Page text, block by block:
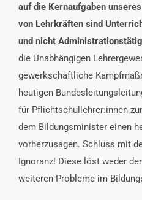
auf die Kernaufgaben
von Lehrkräften sind
und nicht
die Unabhängigen
gewerkschaftliche
heutigen
für Pflichtschullehrer:innen
dem Bildungsminister einen
vorherzusagen. Schluss mit
Ignoranz! Diese löst weder
weiteren Probleme im